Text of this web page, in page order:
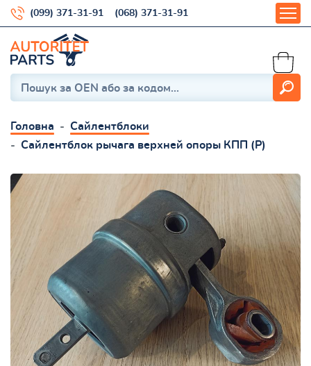
(099) 371-31-91 (068) 371-31-91
Головна
Сайлентблоки
Сайлентблок рычага верхней опоры КПП (P)